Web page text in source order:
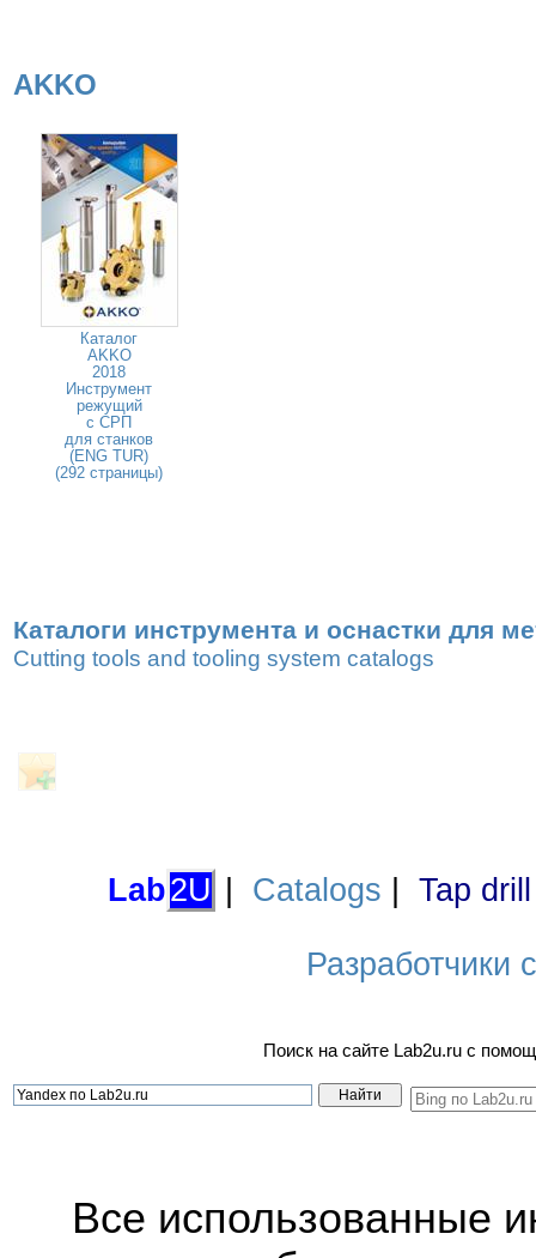
AKKO
Каталог
AKKO
2018
Инструмент
режущий
с СРП
для станков
(ENG TUR)
(292 страницы)
Каталоги инструмента и оснастки для
Cutting tools and tooling system catalogs
Lab2U Catalogs Tap
Разработчики
Поиск на сайте Lab2u.ru с
Все использованные